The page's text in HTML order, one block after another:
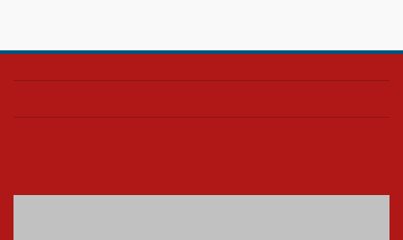
Confira como foi o culto mensal